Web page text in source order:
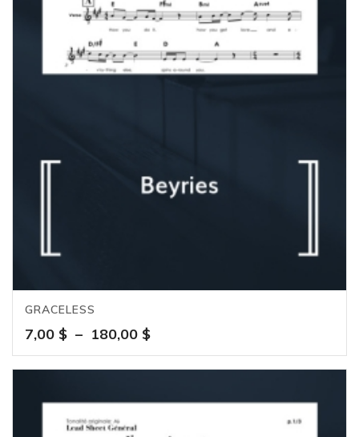
GRACELESS
7,00 $ – 180,00 $Plage
de
prix :
à